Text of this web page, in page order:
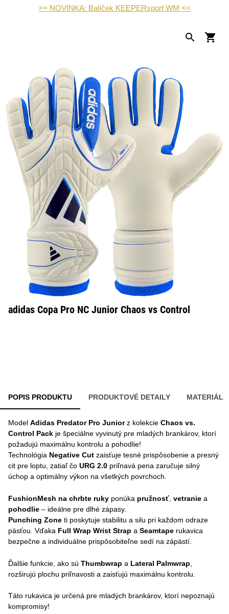
>> NOVINKA: Balíček KEEPERsport WM <<
adidas Copa Pro NC Junior Chaos vs Control
POPIS PRODUKTU PRODUKTOVÉ DETAILY MATERIÁL
Model Adidas Predator Pro Juniorz kolekcie Chaos vs.
Control Pack je špeciálne vyvinutý pre mladých brankárov, ktorí
požadujú maximálnu kontrolu a pohodlie!
Technológia Negative Cut zaisťuje tesné prispôsobenie a presný
cit pre loptu, zatiaľ čo URG 2.0 priľnavá pena zaručuje silný
úchop a optimálny výkon na všetkých povrchoch.
FushionMesh na chrbte ruky ponúka pružnosť vetranie a
pohodlie – ideálne pre dlhé zápasy.
Punching Zone ti poskytuje stabilitu a silu pri každom odraze
päsťou. Vďaka Full Wrap Wrist Strap a Seamtape rukavica
bezpečne a individuálne prispôsobiteľne sedí na zápästí.
Ďalšie funkcie, ako sú Thumbwrap a Lateral Palmwrap
rozširujú plochu priľnavosti a zaisťujú maximálnu kontrolu.
Táto rukavica je určená pre mladých brankárov, ktorí nepoznajú
kompromisy!